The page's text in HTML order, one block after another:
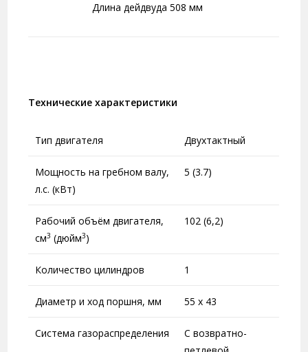
Длина дейдвуда 508 мм
Технические характеристики
Тип двигателя Двухтактный
Мощность на гребном валу,
л.с. (кВт)
5 (3.7)
Рабочий объём двигателя,
см3 (дюйм3)
102 (6,2)
Количество цилиндров 1
Диаметр и ход поршня, мм 55 x 43
Система газораспределения
С возвратно-